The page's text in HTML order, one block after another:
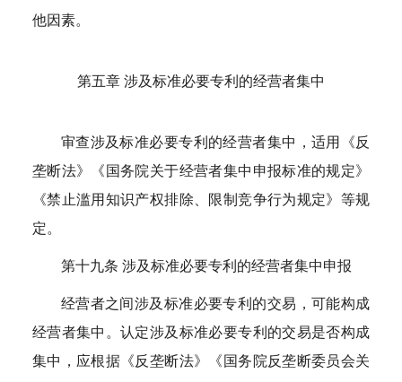
他因素。
第五章 涉及标准必要专利的经营者集中
审查涉及标准必要专利的经营者集中，适用《反
垄断法》《国务院关于经营者集中申报标准的规定》
《禁止滥用知识产权排除、限制竞争行为规定》等规
定。
第十九条 涉及标准必要专利的经营者集中申报
经营者之间涉及标准必要专利的交易，可能构成
经营者集中。认定涉及标准必要专利的交易是否构成
集中，应根据《反垄断法》《国务院反垄断委员会关